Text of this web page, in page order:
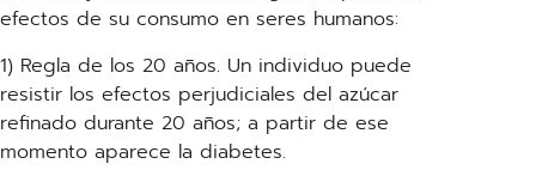
efectos de su consumo en seres humanos:
1) Regla de los 20 años. Un individuo puede
resistir los efectos perjudiciales del azúcar
refinado durante 20 años; a partir de ese
momento aparece la diabetes.